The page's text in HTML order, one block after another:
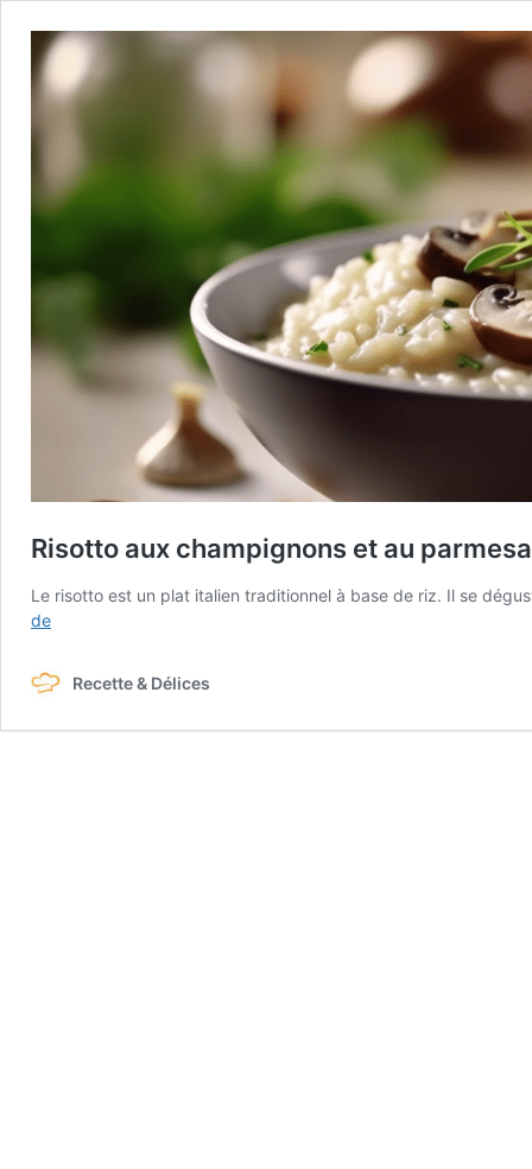
Risotto aux champignons et au
Le risotto est un plat italien traditionnel à base de riz. Il se
deRisotto
champignons
et
Recette & Délices